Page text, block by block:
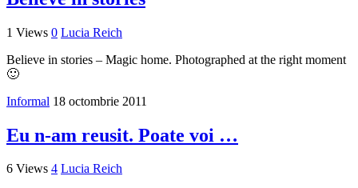
1 Views 0 Lucia Reich
Believe in stories – Magic home. Photographed at the right moment
🙂
Informal 18 octombrie 2011
Eu n-am reusit. Poate voi …
6 Views 4 Lucia Reich